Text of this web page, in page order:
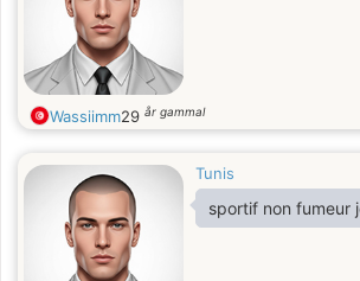
Wassiimm29 år gammal
Tunis
sportif non fumeur